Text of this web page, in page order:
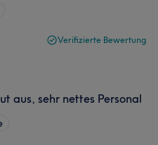
Verifizierte Bewertung
aus, sehr nettes Personal